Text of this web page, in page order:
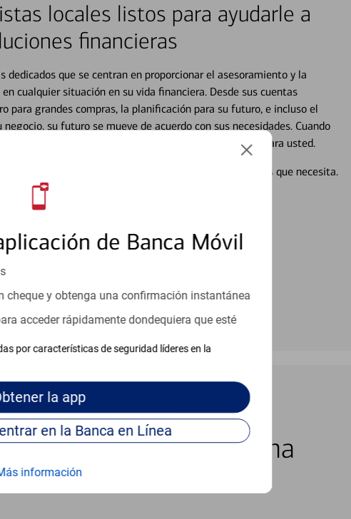
de Banca Móvil
cheque y obtenga una confirmación instantánea
acceder rápidamente dondequiera que esté
por características de seguridad líderes en la
la app
Continúe para entrar en la Banca en Línea
información
locales listos para ayudarle a
financieras
dedicados que se centran en proporcionar el asesoramiento y la
cualquier situación en su vida financiera. Desde sus cuentas
para grandes compras, la planificación para su futuro, e incluso el
su futuro se mueve de acuerdo con sus necesidades. Cuando
trabajará con usted en un momento que sea adecuado para usted.
en línea puede ayudar a proporcionar las respuestas que necesita.
en línea
los 7 días de la semana